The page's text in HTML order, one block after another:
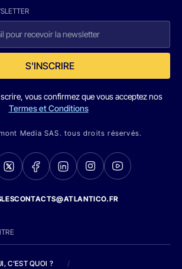
S'INSCRIRE
vous confirmez que vous acceptez nos
Termes et Conditions
Media SAS. tous droits réservés.
C'EST QUOI ?
/